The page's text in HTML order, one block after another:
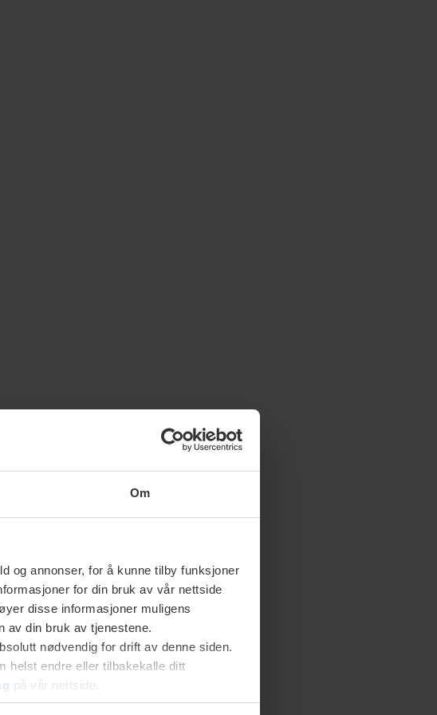
Om
og annonser, for å kunne tilby funksjoner
for din bruk av vår nettside
disse informasjoner muligens
av din bruk av tjenestene.
nødvendig for drift av denne siden.
helst endre eller tilbakekalle ditt
på vår nettside.